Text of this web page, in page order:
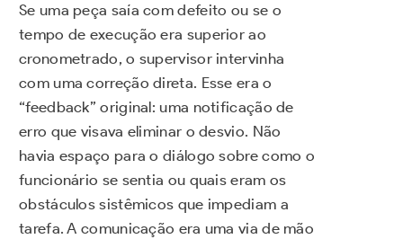
Se uma peça saía com defeito ou se o
tempo de execução era superior ao
cronometrado, o supervisor intervinha
com uma correção direta. Esse era o
“feedback” original: uma notificação de
erro que visava eliminar o desvio. Não
havia espaço para o diálogo sobre como o
funcionário se sentia ou quais eram os
obstáculos sistêmicos que impediam a
tarefa. A comunicação era uma via de mão